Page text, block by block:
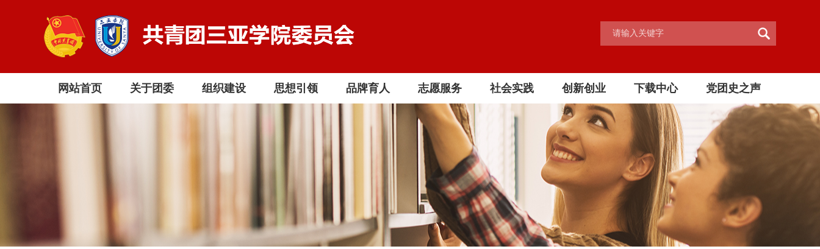
网站首页 关于团委 组织建设 思想引领 品牌育人 志愿服务 社会实践 创新创业 下载中心 党团史之声